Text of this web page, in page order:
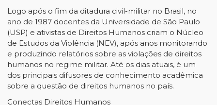
Logo após o fim da ditadura civil-militar no Brasil, no
ano de 1987 docentes da Universidade de São Paulo
(USP) e ativistas de Direitos Humanos criam o Núcleo
de Estudos da Violência (NEV), após anos monitorando
e produzindo relatórios sobre as violações de direitos
humanos no regime militar. Até os dias atuais, é um
dos principais difusores de conhecimento acadêmica
sobre a questão de direitos humanos no país.
Conectas Direitos Humanos